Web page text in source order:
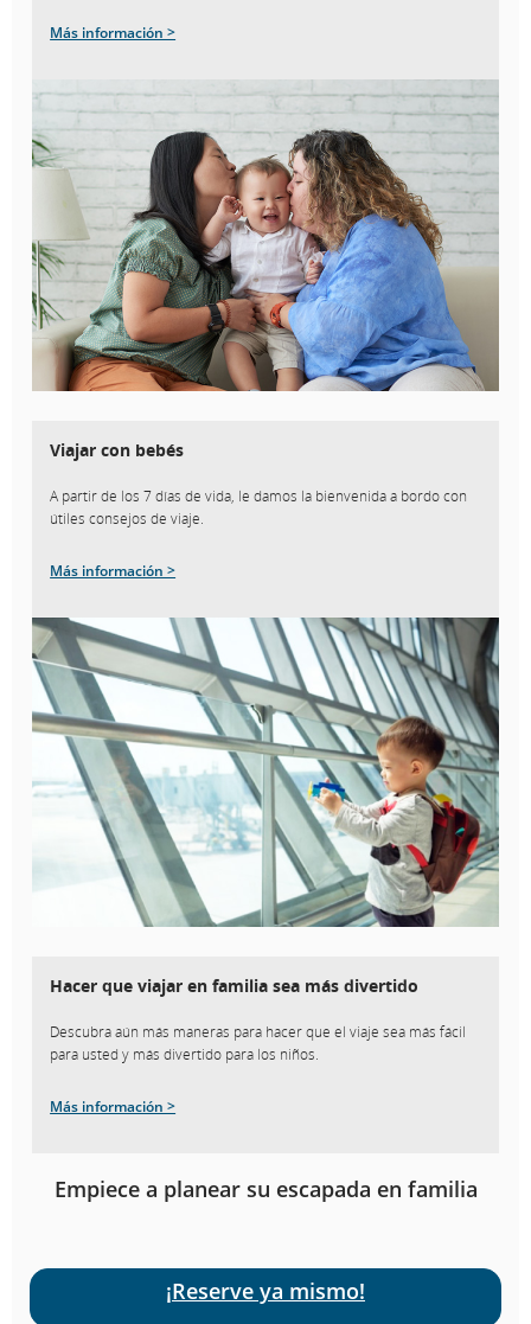
Más información >
Viajar con bebés
A partir de los 7 días de vida, le damos la bienvenida a bordo con
útiles consejos de viaje.
Más información >
Hacer que viajar en familia sea más divertido
Descubra aún más maneras para hacer que el viaje sea más fácil
para usted y más divertido para los niños.
Más información >
Empiece a planear su escapada en familia
¡Reserve ya mismo!